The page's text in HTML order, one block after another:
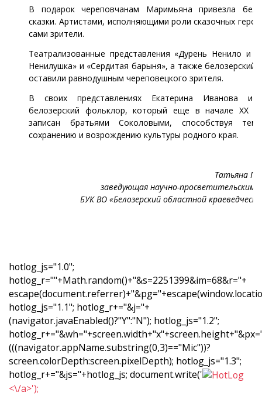
В подарок череповчанам Маримьяна привезла
сказки. Артистами, исполняющими роли сказочных
сами зрители.
Театрализованные представления «Дурень Ненило и
Ненилушка» и «Сердитая барыня», а также белозерский
оставили равнодушным череповецкого зрителя.
В своих представлениях Екатерина Иванова
белозерский фольклор, который еще в начале XX
записан братьями Соколовыми, способствуя
сохранению и возрождению культуры родного края.
Татьяна
заведующая научно-просветительским
БУК ВО «Белозерский областной
hotlog_js="1.0";
hotlog_r=""+Math.random()+"&s=2251399&im=68&r="+
hotlog_js="1.1"; hotlog_r+="&j="+
(navigator.javaEnabled()?"Y":"N"); hotlog_js="1.2";
(((navigator.appName.substring(0,3)=="Mic"))?
screen.colorDepth:screen.pixelDepth); hotlog_js="1.3";
hotlog_r+="&js="+hotlog_js; document.write('
<\/a>');